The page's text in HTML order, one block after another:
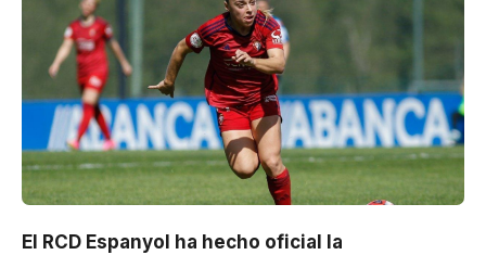
El RCD Espanyol ha hecho oficial la